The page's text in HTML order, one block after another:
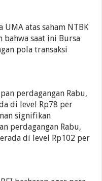
UMA atas saham NTBK
saat ini Bursa
pola transaksi
perdagangan Rabu,
di level Rp78 per
signifikan
perdagangan Rabu,
di level Rp102 per